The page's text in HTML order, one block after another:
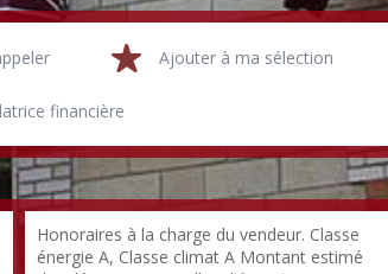
Ajouter à ma sélection
financière
Honoraires à la charge du vendeur. Classe
énergie A, Classe climat A Montant estimé